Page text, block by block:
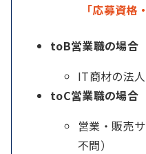
「応募資格
toB営業職の場合
IT商材の法
toC営業職の場合
営業・販売
不問）